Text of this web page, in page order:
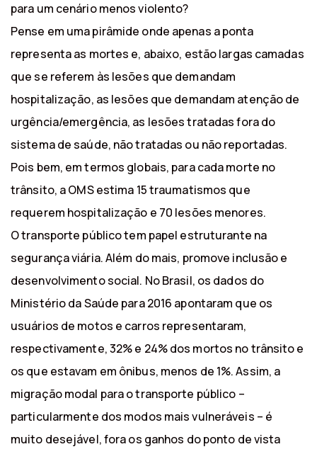
para um cenário menos violento?
Pense em uma pirâmide onde apenas a ponta
representa as mortes e, abaixo, estão largas camadas
que se referem às lesões que demandam
hospitalização, as lesões que demandam atenção de
urgência/emergência, as lesões tratadas fora do
sistema de saúde, não tratadas ou não reportadas.
Pois bem, em termos globais, para cada morte no
trânsito, a OMS estima 15 traumatismos que
requerem hospitalização e 70 lesões menores.
O transporte público tem papel estruturante na
segurança viária. Além do mais, promove inclusão e
desenvolvimento social. No Brasil, os dados do
Ministério da Saúde para 2016 apontaram que os
usuários de motos e carros representaram,
respectivamente, 32% e 24% dos mortos no trânsito e
os que estavam em ônibus, menos de 1%​. Assim, a
migração modal para o transporte público –
particularmente dos modos mais vulneráveis – é
muito desejável, fora os ganhos do ponto de vista